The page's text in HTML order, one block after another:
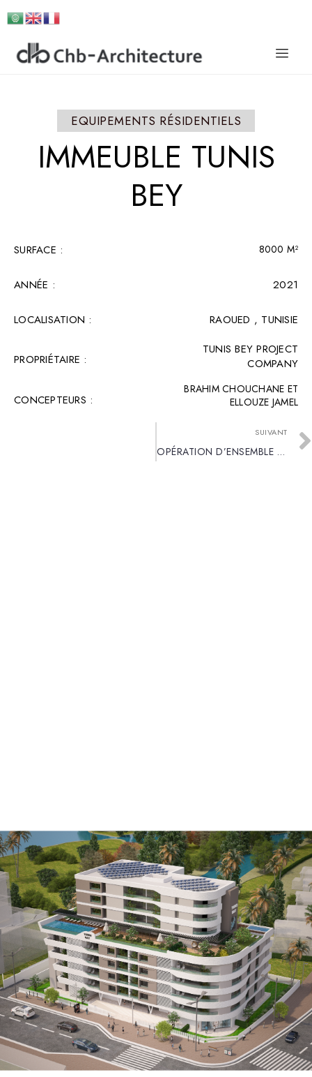
EQUIPEMENTS RÉSIDENTIELS
IMMEUBLE TUNIS
BEY
SURFACE :​ 8000 M²
ANNÉE : 2021
LOCALISATION : RAOUED , TUNISIE
PROPRIÉTAIRE :
TUNIS BEY PROJECT
COMPANY
CONCEPTEURS :
BRAHIM CHOUCHANE ET
ELLOUZE JAMEL
SUIVANT
OPÉRATION D’ENSEMBLE SOUKRA